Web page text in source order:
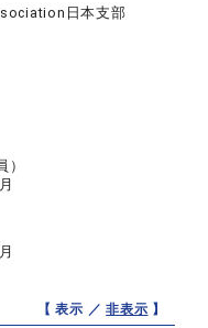
日本支部
【 表示 ／非表示 】